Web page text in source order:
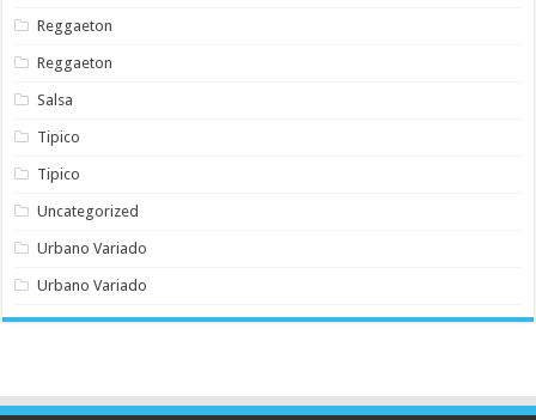
Reggaeton
Reggaeton
Salsa
Tipico
Tipico
Uncategorized
Urbano Variado
Urbano Variado